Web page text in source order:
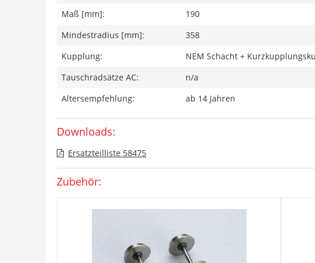
Maß [mm]:
190
Mindestradius [mm]:
358
Kupplung:
NEM Schacht +
Tauschradsätze AC:
n/a
Altersempfehlung:
ab 14 Jahren
Downloads:
Ersatzteilliste 58475
Zubehör: